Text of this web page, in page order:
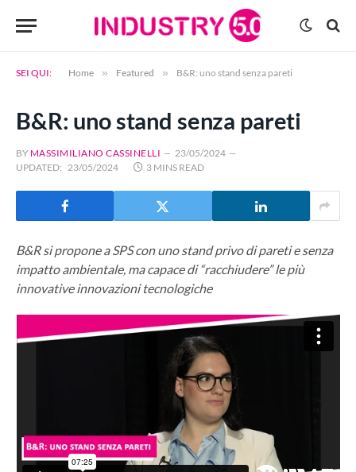
SEI QUI: Home » Featured » B&R: uno stand senza pareti
B&R: uno stand senza pareti
BY MASSIMILIANO CASSINELLI
23/05/2024
UPDATED: 23/05/2024 3 MINS READ
B&R si propone a SPS con uno stand privo di pareti e senza
impatto ambientale, ma capace di “racchiudere” le più
innovative innovazioni tecnologiche